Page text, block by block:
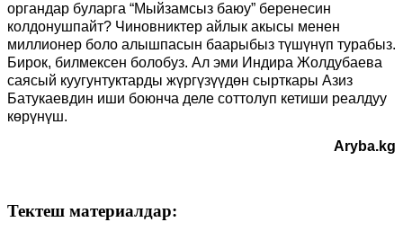
органдар буларга “Мыйзамсыз баюу” беренесин
колдонушпайт? Чиновниктер айлык акысы менен
миллионер боло алышпасын баарыбыз түшүнүп турабыз.
Бирок, билмексен болобуз. Ал эми Индира Жолдубаева
саясый куугунтуктарды жүргүзүүдөн сырткары Азиз
Батукаевдин иши боюнча деле соттолуп кетиши реалдуу
көрүнүш.
Aryba.kg
Тектеш материалдар: